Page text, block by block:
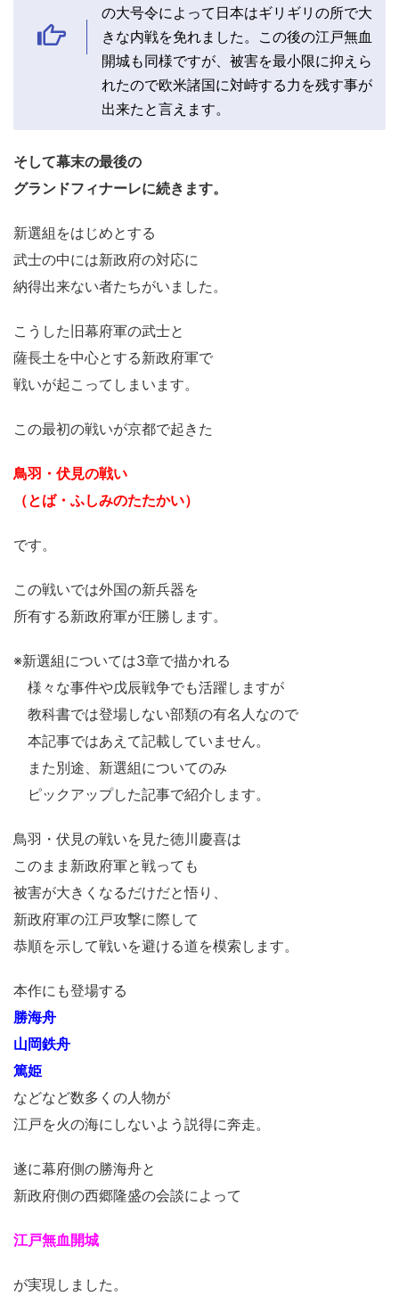
の大号令によって日本はギリギリの所で大
きな内戦を免れました。この後の江戸無血
開城も同様ですが、被害を最小限に抑えら
れたので欧米諸国に対峙する力を残す事が
出来たと言えます。
そして幕末の最後の
グランドフィナーレに続きます。
新選組をはじめとする
武士の中には新政府の対応に
納得出来ない者たちがいました。
こうした旧幕府軍の武士と
薩長土を中心とする新政府軍で
戦いが起こってしまいます。
この最初の戦いが京都で起きた
鳥羽・伏見の戦い
（とば・ふしみのたたかい）
です。
この戦いでは外国の新兵器を
所有する新政府軍が圧勝します。
※新選組については3章で描かれる
様々な事件や戊辰戦争でも活躍しますが
教科書では登場しない部類の有名人なので
本記事ではあえて記載していません。
また別途、新選組についてのみ
ピックアップした記事で紹介します。
鳥羽・伏見の戦いを見た徳川慶喜は
このまま新政府軍と戦っても
被害が大きくなるだけだと悟り、
新政府軍の江戸攻撃に際して
恭順を示して戦いを避ける道を模索します。
本作にも登場する
勝海舟
山岡鉄舟
篤姫
などなど数多くの人物が
江戸を火の海にしないよう説得に奔走。
遂に幕府側の勝海舟と
新政府側の西郷隆盛の会談によって
江戸無血開城
が実現しました。